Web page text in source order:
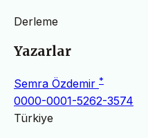
Derleme
Yazarlar
Semra Özdemir *
0000-0001-5262-3574
Türkiye